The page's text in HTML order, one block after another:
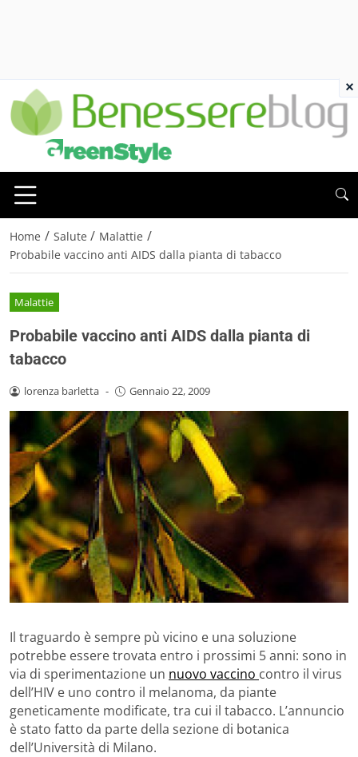
Home / Salute / Malattie /
Probabile vaccino anti AIDS dalla pianta di tabacco
Malattie
Probabile vaccino anti AIDS dalla pianta di
tabacco
lorenza barletta - Gennaio 22, 2009
Il traguardo è sempre pù vicino e una soluzione
potrebbe essere trovata entro i prossimi 5 anni: sono in
via di sperimentazione un nuovo vaccino contro il virus
dell’HIV e uno contro il melanoma, da piante
geneticamente modificate, tra cui il tabacco. L’annuncio
è stato fatto da parte della sezione di botanica
dell’Università di Milano.
×